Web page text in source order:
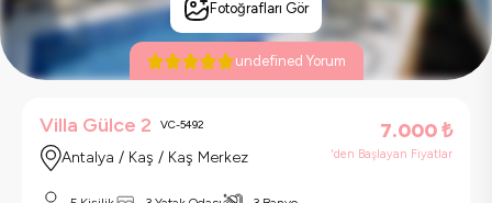
Fotoğrafları Gör
undefined Yorum
Villa Gülce 2 VC-5492
Antalya / Kaş / Kaş Merkez
7.000₺
'den Başlayan Fiyatlar